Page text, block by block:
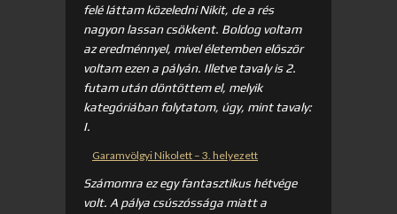
felé láttam közeledni Nikit, de a rés
nagyon lassan csökkent. Boldog voltam
az eredménnyel, mivel életemben először
voltam ezen a pályán. Illetve tavaly is 2.
futam után döntöttem el, melyik
kategóriában folytatom, úgy, mint tavaly:
I.
Garamvölgyi Nikolett – 3. helyezett
Számomra ez egy fantasztikus hétvége
volt. A pálya csúszóssága miatt a